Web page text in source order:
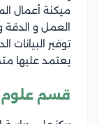
ميكنة أعمال
العمل و الدقة
توفير البيانات
يعتمد عليها
قسم علوم